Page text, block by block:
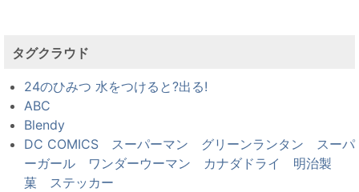
タグクラウド
24のひみつ 水をつけると?出る!
ABC
Blendy
DC COMICS スーパーマン グリーンランタン スーパ
ーガール ワンダーウーマン カナダドライ 明治製
菓 ステッカー